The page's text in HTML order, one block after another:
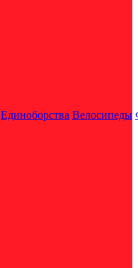
Единоборства Велосипеды